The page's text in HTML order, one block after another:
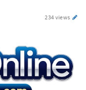
234 views